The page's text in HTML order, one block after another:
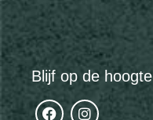
Blijf op de hoogte